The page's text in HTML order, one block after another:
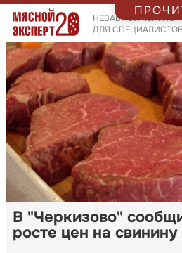
НЕЗАВИСИМЫЙ
ДЛЯ
В "Черкизово"
росте цен на свинину